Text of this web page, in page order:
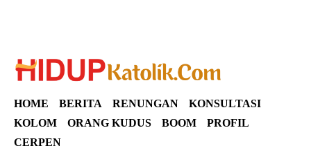
HOME BERITA RENUNGAN
KONSULTASI
KOLOM
ORANG KUDUS BOOM
PROFIL
CERPEN